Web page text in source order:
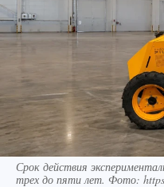
Срок действия
трех до пяти лет. Фото: